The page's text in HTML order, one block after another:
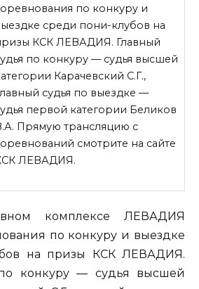
по конкуру и
среди пони-клубов на
КСК ЛЕВАДИЯ. Главный
по конкуру — судья высшей
Карачевский С.Г.,
судья по выездке —
первой категории Беликов
Прямую трансляцию с
смотрите на сайте
ЛЕВАДИЯ.
комплексе ЛЕВАДИЯ
по конкуру и выездке
на призы КСК ЛЕВАДИЯ.
конкуру — судья высшей